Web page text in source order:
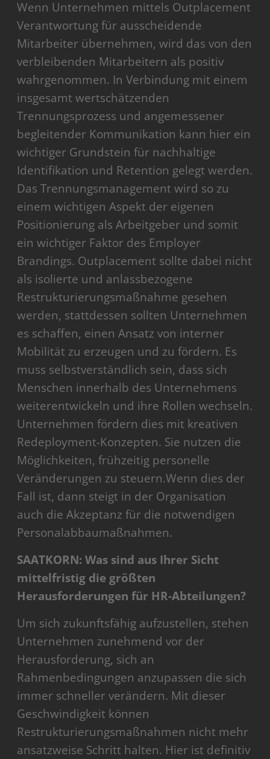
Wenn Unternehmen mittels Outplacement
Verantwortung für ausscheidende
Mitarbeiter übernehmen, wird das von den
verbleibenden Mitarbeitern als positiv
wahrgenommen. In Verbindung mit einem
insgesamt wertschätzenden
Trennungsprozess und angemessener
begleitender Kommunikation kann hier ein
wichtiger Grundstein für nachhaltige
Identifikation und Retention gelegt werden.
Das Trennungsmanagement wird so zu
einem wichtigen Aspekt der eigenen
Positionierung als Arbeitgeber und somit
ein wichtiger Faktor des Employer
Brandings. Outplacement sollte dabei nicht
als isolierte und anlassbezogene
Restrukturierungsmaßnahme gesehen
werden, stattdessen sollten Unternehmen
es schaffen, einen Ansatz von interner
Mobilität zu erzeugen und zu fördern. Es
muss selbstverständlich sein, dass sich
Menschen innerhalb des Unternehmens
weiterentwickeln und ihre Rollen wechseln.
Unternehmen fördern dies mit kreativen
Redeployment-Konzepten. Sie nutzen die
Möglichkeiten, frühzeitig personelle
Veränderungen zu steuern.Wenn dies der
Fall ist, dann steigt in der Organisation
auch die Akzeptanz für die notwendigen
Personalabbaumaßnahmen.
SAATKORN: Was sind aus Ihrer Sicht
mittelfristig die größten
Herausforderungen für HR-Abteilungen?
Um sich zukunftsfähig aufzustellen, stehen
Unternehmen zunehmend vor der
Herausforderung, sich an
Rahmenbedingungen anzupassen die sich
immer schneller verändern. Mit dieser
Geschwindigkeit können
Restrukturierungsmaßnahmen nicht mehr
ansatzweise Schritt halten. Hier ist definitiv